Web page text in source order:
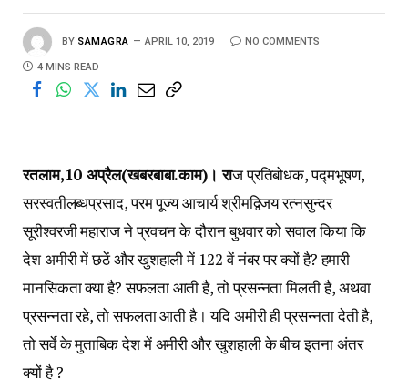
BY SAMAGRA APRIL 10, 2019 NO COMMENTS
4 MINS READ
रतलाम,10 अप्रैल(खबरबाबा.काम)। राज प्रतिबोधक, पद्मभूषण,
सरस्वतीलब्धप्रसाद, परम पूज्य आचार्य श्रीमद्विजय रत्नसुन्दर
सूरीश्वरजी महाराज ने प्रवचन के दौरान बुधवार को सवाल किया कि
देश अमीरी में छठें और खुशहाली में 122 वें नंबर पर क्यों है? हमारी
मानसिकता क्या है? सफलता आती है, तो प्रसन्नता मिलती है, अथवा
प्रसन्नता रहे, तो सफलता आती है। यदि अमीरी ही प्रसन्नता देती है,
तो सर्वे के मुताबिक देश में अमीरी और खुशहाली के बीच इतना अंतर
क्यों है ?